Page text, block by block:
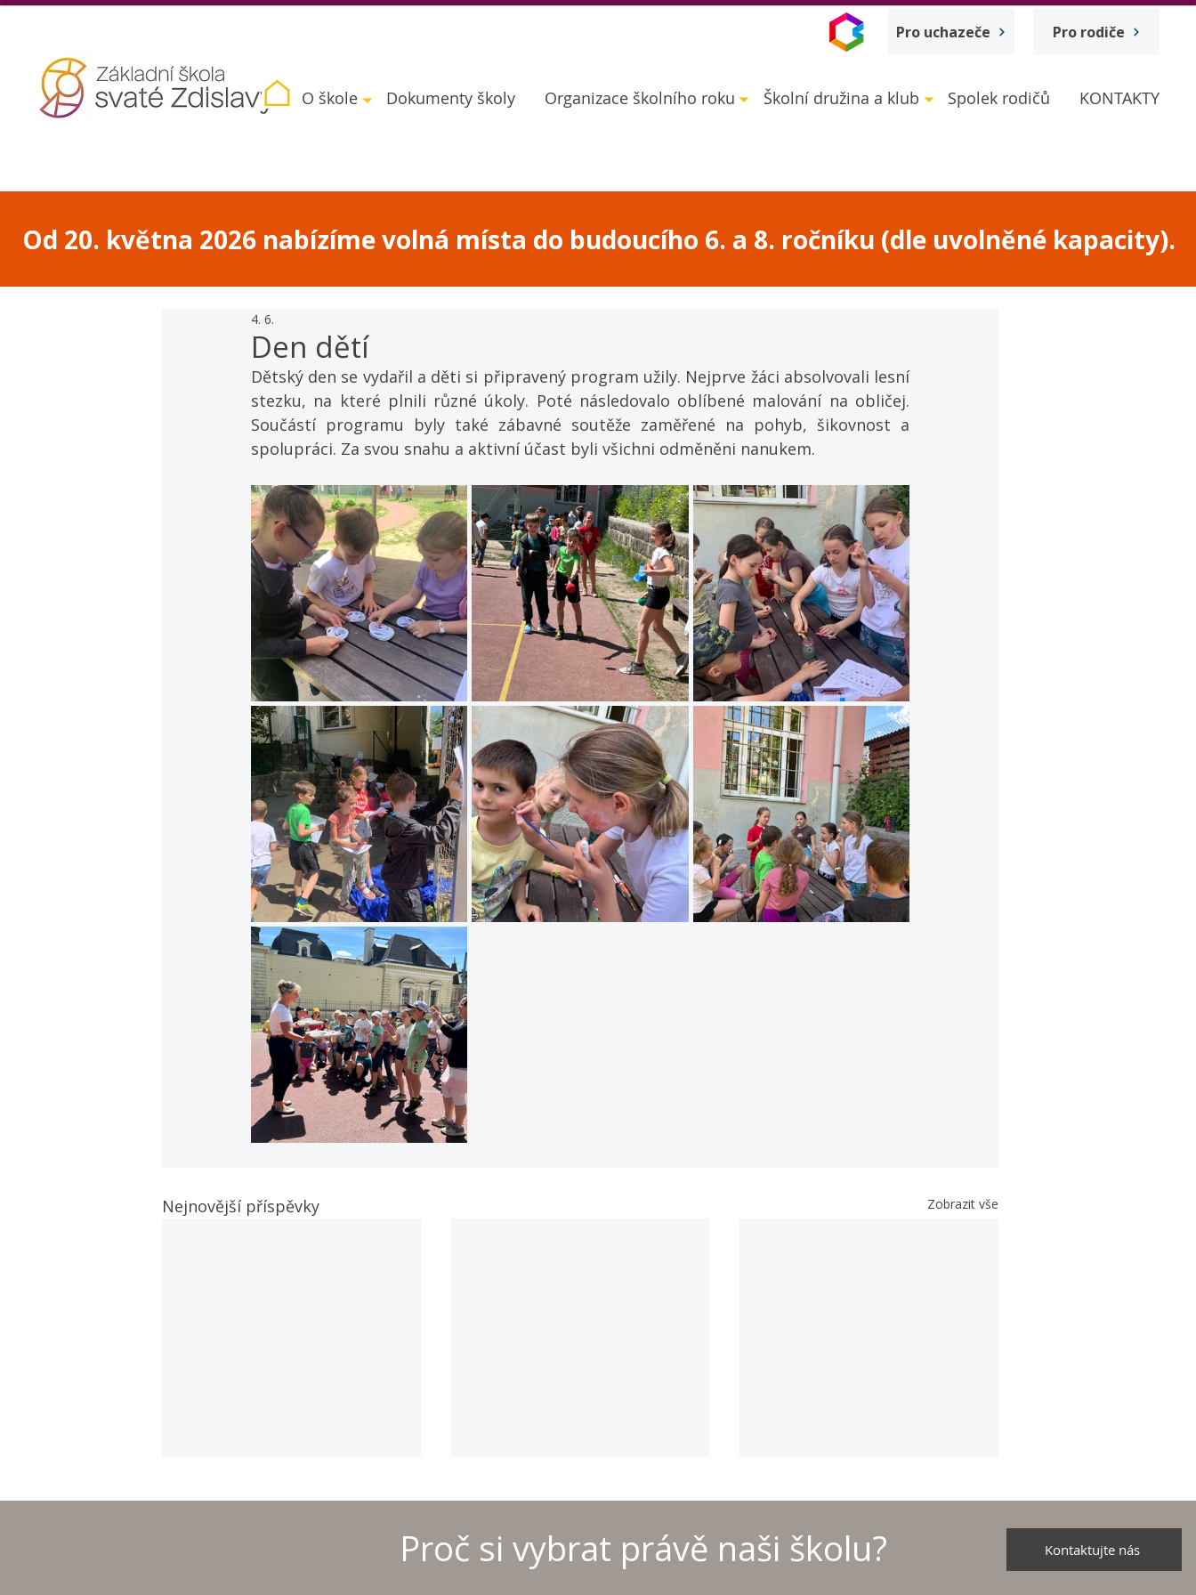
Pro uchazeče Pro rodiče
O škole Dokumenty školy Organizace školního roku Školní družina a klub Spolek rodičů KONTAKTY
Od 20. května 2026 nabízíme volná místa do budoucího 6. a 8. ročníku (dle uvolněné kapacity).
Den dětí
4. 6.
Dětský den se vydařil a děti si připravený program užily. Nejprve žáci absolvovali lesní
stezku, na které plnili různé úkoly. Poté následovalo oblíbené malování na obličej.
Součástí programu byly také zábavné soutěže zaměřené na pohyb, šikovnost a
spolupráci. Za svou snahu a aktivní účast byli všichni odměněni nanukem.
Nejnovější příspěvky Zobrazit vše
Proč si vybrat právě naši školu? Kontaktujte nás